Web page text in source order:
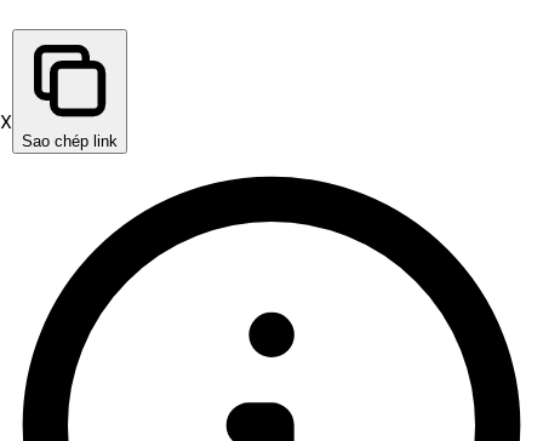
X
Sao chép link